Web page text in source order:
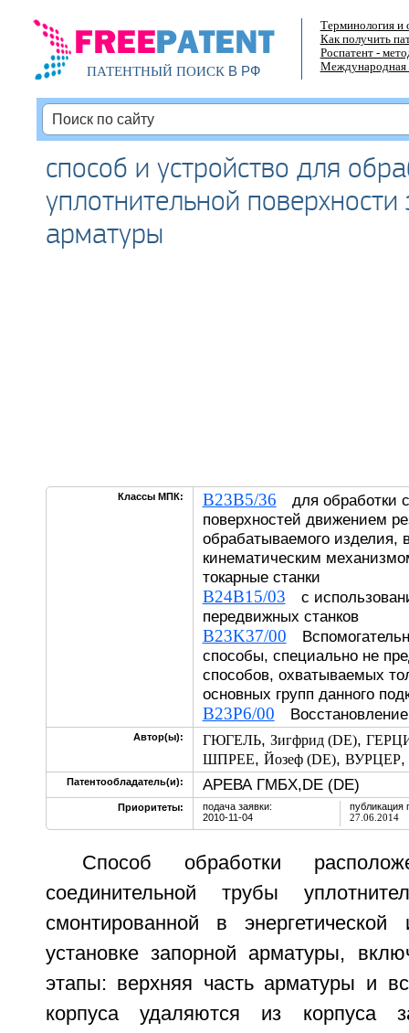
ПАТЕНТНЫЙ ПОИСКВ РФ
Терминология и
Как получить
Роспатент -
Международная
способ и устройство для
уплотнительной
арматуры
Классы МПК: B23B5/36 для обработки
поверхностей движением
обрабатываемого
кинематическим
токарные станки
B24B15/03 с
передвижных станков
B23K37/00
способы, специально не
способов, охватываемых
основных групп данного
B23P6/00
Автор(ы): ГЮГЕЛЬ, Зигфрид (DE),
ШПРЕЕ, Йозеф (DE), ВУРЦЕР,
Патентообладатель(и): АРЕВА ГМБХ,DE (DE)
Приоритеты:
подача заявки:
2010-11-04
публикация
27.06.2014
Способ обработки
соединительной трубы
смонтированной в
установке запорной арматуры,
этапы: верхняя часть арматуры и
корпуса удаляются из корпуса